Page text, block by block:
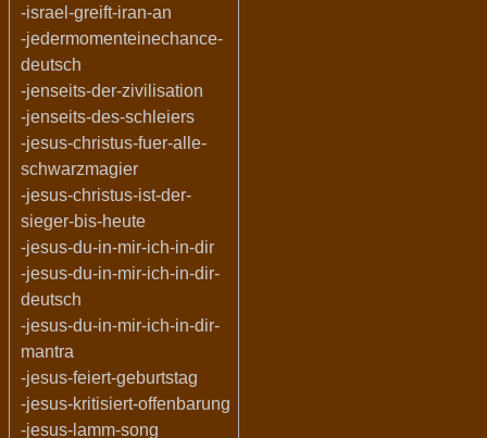
-israel-greift-iran-an
-jedermomenteinechance-
deutsch
-jenseits-der-zivilisation
-jenseits-des-schleiers
-jesus-christus-fuer-alle-
schwarzmagier
-jesus-christus-ist-der-
sieger-bis-heute
-jesus-du-in-mir-ich-in-dir
-jesus-du-in-mir-ich-in-dir-
deutsch
-jesus-du-in-mir-ich-in-dir-
mantra
-jesus-feiert-geburtstag
-jesus-kritisiert-offenbarung
-jesus-lamm-song